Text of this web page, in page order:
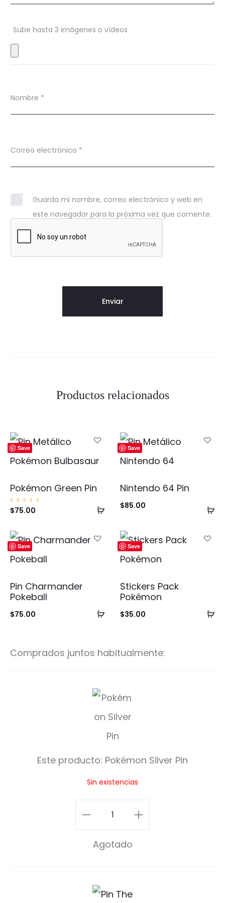
e
s
Sube hasta 3 imágenes o vídeos
Nombre *
Correo electrónico *
Guarda mi nombre, correo electrónico y web en
este navegador para la próxima vez que comente.
Productos relacionados
Save
Añadir
carrito
Pokémon Green Pin
Valorad
o con
$75.00
Save
Nintendo 64 Pin
$85.00
Save
Añadir
Pin Charmander
Pokeball
$75.00
Save
Stickers Pack
Pokémon
$35.00
Comprados juntos habitualmente:
P
o
k
o
S
i
l
Este producto: Pokémon Silver Pin
Sin existencias
Pokémon
Silver
cantidad
Agotado
T